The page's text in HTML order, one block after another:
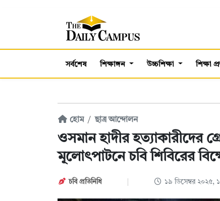
সর্বশেষ শিক্ষাঙ্গন উচ্চশিক্ষা শিক্ষা
হোম ছাত্র আন্দোলন
ওসমান হাদীর হত্যাকারীদের
মূলোৎপাটনে চবি শিবিরের
চবি প্রতিনিধি ১৯ ডিসেম্বর ২০২৫,